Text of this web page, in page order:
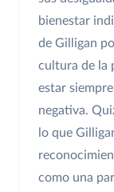
bienestar
de Gilligan
cultura de la
estar
negativa.
lo que
como una